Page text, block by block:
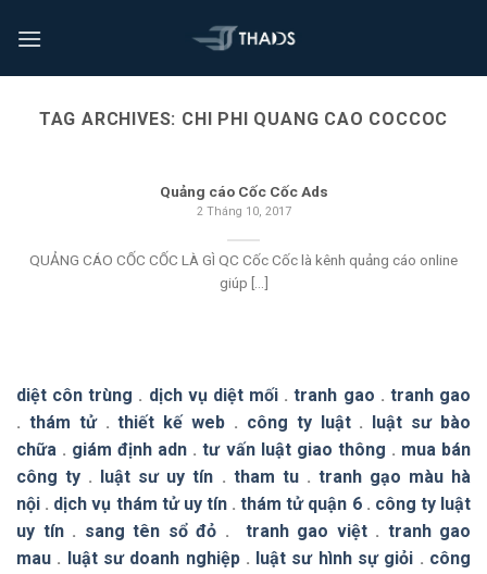
TAG ARCHIVES: CHI PHI QUANG CAO COCCOC
Quảng cáo Cốc Cốc Ads
2 Tháng 10, 2017
QUẢNG CÁO CỐC CỐC LÀ GÌ QC Cốc Cốc là kênh quảng cáo online
giúp [...]
diệt côn trùng . dịch vụ diệt mối .tranh gao . tranh gao
. thám tử.thiết kế web . công ty luật.
luật sư bào
chữa . giám định adn .tư vấn luật giao thông . mua bán
công ty . luật sư uy tín . tham tu. tranh gạo màu hà
nội . dịch vụ thám tử uy tín.thám tử quận 6. công ty luật
uy tín. sang tên sổ đỏ . tranh gao việt. tranh gao
mau . luật sư doanh nghiệp. luật sư hình sự giỏi . công